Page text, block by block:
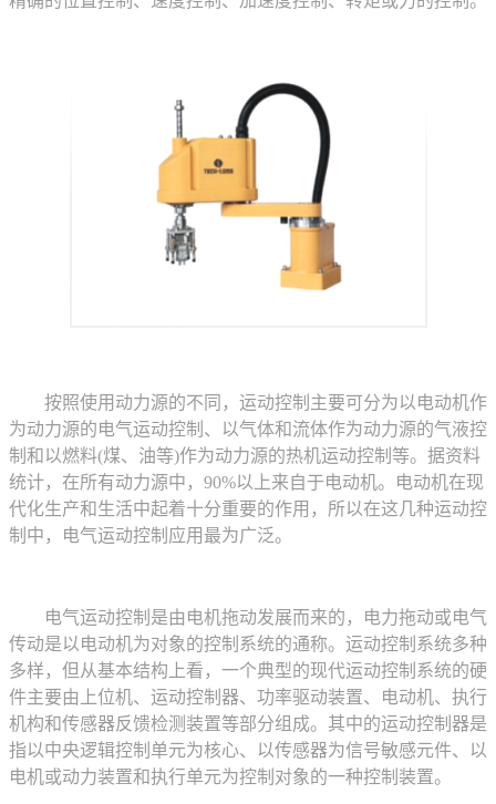
按照使用动力源的不同，运动控制主要可分为以电动机作
为动力源的电气运动控制、以气体和流体作为动力源的气液控
制和以燃料(煤、油等)作为动力源的热机运动控制等。据资料
统计，在所有动力源中，90%以上来自于电动机。电动机在现
代化生产和生活中起着十分重要的作用，所以在这几种运动控
制中，电气运动控制应用最为广泛。
电气运动控制是由电机拖动发展而来的，电力拖动或电气
传动是以电动机为对象的控制系统的通称。运动控制系统多种
多样，但从基本结构上看，一个典型的现代运动控制系统的硬
件主要由上位机、运动控制器、功率驱动装置、电动机、执行
机构和传感器反馈检测装置等部分组成。其中的运动控制器是
指以中央逻辑控制单元为核心、以传感器为信号敏感元件、以
电机或动力装置和执行单元为控制对象的一种控制装置。